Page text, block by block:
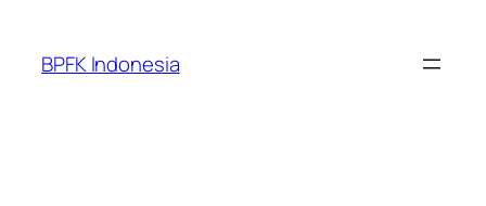
content
BPFK Indonesia